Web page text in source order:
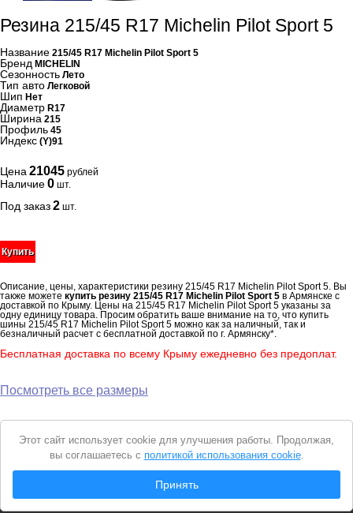
Резина 215/45 R17 Michelin Pilot Sport 5
Название 215/45 R17 Michelin Pilot Sport 5
Бренд MICHELIN
Сезонность Лето
Тип авто Легковой
Шип Нет
Диаметр R17
Ширина 215
Профиль 45
Индекс (Y)91
Цена 21045 рублей
Наличие0 шт.
Под заказ2 шт.
Купить
Описание, цены, характеристики резину 215/45 R17 Michelin Pilot Sport 5. Вы
также можете купить резину 215/45 R17 Michelin Pilot Sport 5 в Армянске с
доставкой по Крыму. Цены на 215/45 R17 Michelin Pilot Sport 5 указаны за
одну единицу товара. Просим обратить ваше внимание на то, что купить
шины 215/45 R17 Michelin Pilot Sport 5 можно как за наличный, так и
безналичный расчет с бесплатной доставкой по г. Армянску*.
Бесплатная доставка по всему Крыму ежедневно без предоплат.
Посмотреть все размеры
Вся представленная на сайте информация носит справочный характер и не
является
Уведомление
cookie
Этот сайт использует cookie для улучшения работы. Продолжая,
вы соглашаетесь с политикой использования cookie.
Принять